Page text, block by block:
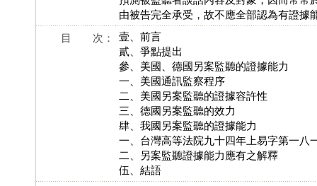
由被告完全承受，故不應全部認為有證據
目 次：
壹、前言
貳、爭點提出
參、美國、德國另案監聽的證據能力
一、美國通訊監察程序
二、美國另案監聽的證據容許性
三、德國另案監聽的效力
肆、我國另案監聽的證據能力
一、台灣高等法院九十四年上易字第一八
二、另案監聽證據能力應有之解釋
伍、結語